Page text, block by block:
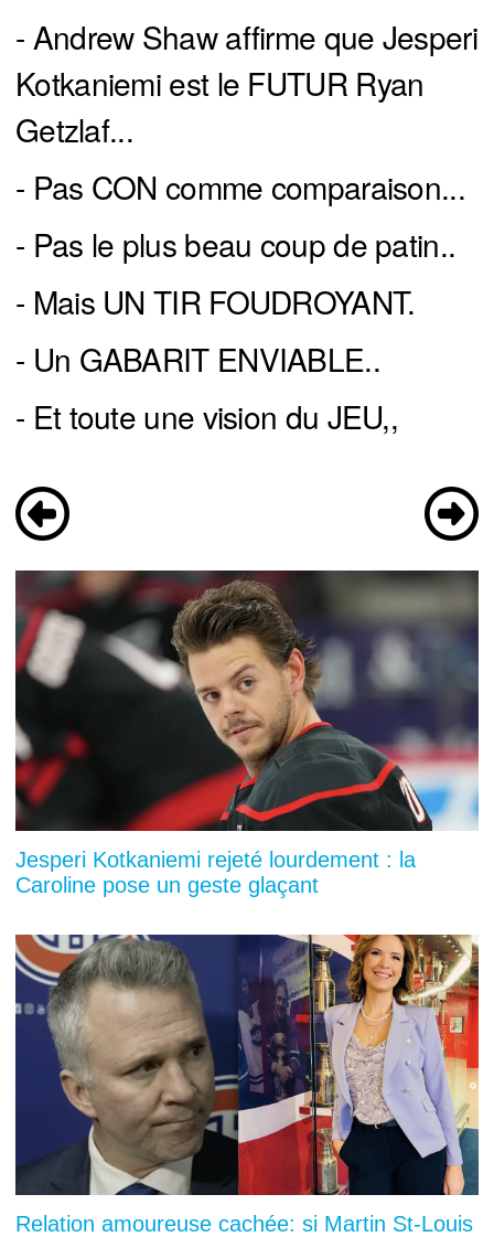
- Andrew Shaw affirme que Jesperi
Kotkaniemi est le FUTUR Ryan
Getzlaf...
- Pas CON comme comparaison...
- Pas le plus beau coup de patin..
- Mais UN TIR FOUDROYANT.
- Un GABARIT ENVIABLE..
- Et toute une vision du JEU,,
Jesperi Kotkaniemi rejeté lourdement : la
Caroline pose un geste glaçant
Relation amoureuse cachée: si Martin St-Louis